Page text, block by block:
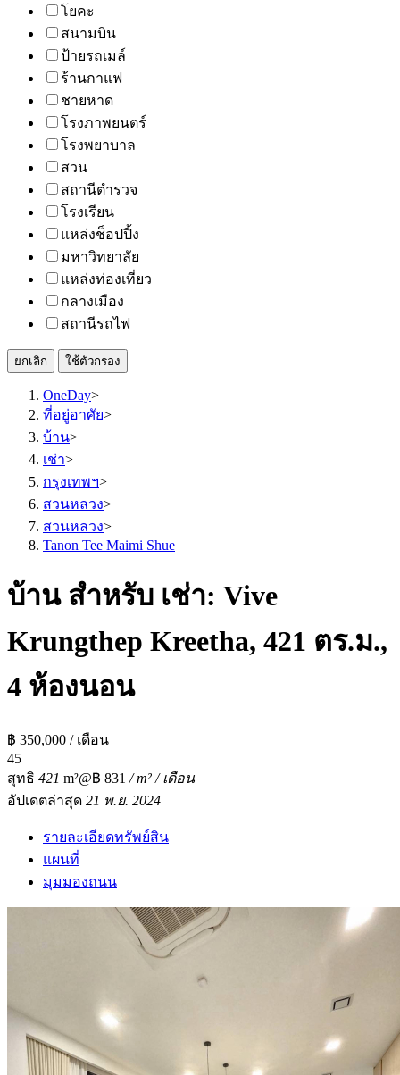
โยคะ
สนามบิน
ป้ายรถเมล์
ร้านกาแฟ
ชายหาด
โรงภาพยนตร์
โรงพยาบาล
สวน
สถานีตำรวจ
โรงเรียน
แหล่งช็อปปิ้ง
มหาวิทยาลัย
แหล่งท่องเที่ยว
กลางเมือง
สถานีรถไฟ
ยกเลิก ใช้ตัวกรอง
OneDay>
ที่อยู่อาศัย>
บ้าน>
เช่า>
กรุงเทพฯ>
สวนหลวง>
สวนหลวง>
Tanon Tee Maimi Shue
บ้าน สำหรับ เช่า: Vive
Krungthep Kreetha, 421 ตร.ม.,
4 ห้องนอน
฿ 350,000 / เดือน
45
สุทธิ 421 m²@฿ 831 / m² / เดือน
อัปเดตล่าสุด 21 พ.ย. 2024
รายละเอียดทรัพย์สิน
แผนที่
มุมมองถนน